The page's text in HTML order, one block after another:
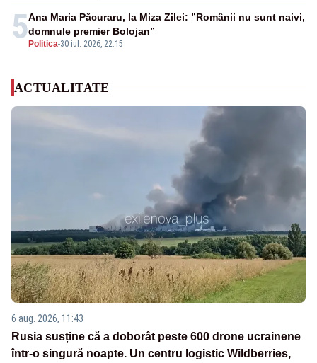
5 Politica-30 iul. 2026, 22:15
Ana Maria Păcuraru, la Miza Zilei: ”Românii nu sunt naivi,
domnule premier Bolojan”
ACTUALITATE
6 aug. 2026, 11:43
Rusia susține că a doborât peste 600 drone ucrainene
într-o singură noapte. Un centru logistic Wildberries,